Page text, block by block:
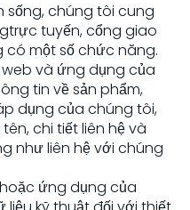
sống, chúng tôi cung
tuyến, cổng giao
một số chức năng.
và ứng dụng của
tin về sản phẩm,
dụng của chúng tôi,
chi tiết liên hệ và
như liên hệ với chúng
ứng dụng của